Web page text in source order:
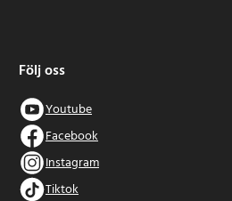
Följ oss
Youtube
Facebook
Instagram
Tiktok